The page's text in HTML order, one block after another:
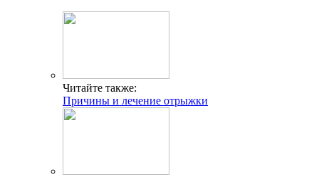
Читайте также:
Причины и лечение отрыжки